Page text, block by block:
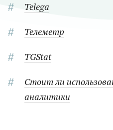
Telega
Телеметр
TGStat
Стоит ли
аналитики